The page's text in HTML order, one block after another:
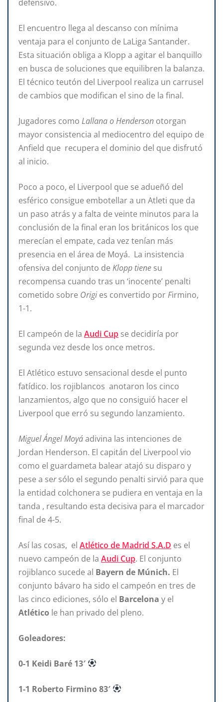
defensivo.
El encuentro llega al descanso con mínima
ventaja para el conjunto de LaLiga Santander.
Esta situación obliga a Klopp a agitar el banquillo
en busca de soluciones que equilibren la balanza.
El técnico teutón del Liverpool realiza un carrusel
de cambios que modifican el sino de la final.
Jugadores como Lallana o Henderson otorgan
mayor consistencia al mediocentro del equipo de
Anfield que recupera el dominio del que disfrutó
al inicio.
Poco a poco, el Liverpool que se adueñó del
esférico consigue embotellar a un Atleti que da
un paso atrás y a falta de veinte minutos para la
conclusión de la final eran los británicos los que
merecían el empate, cada vez tenían más
presencia en el área de Moyá. La insistencia
ofensiva del conjunto de Klopp tiene su
recompensa cuando tras un ‘inocente’ penalti
cometido sobre Origi es convertido porFirmino,
1-1.
El campeón de la Audi Cup se decidiría por
segunda vez desde los once metros.
El Atlético estuvo sensacional desde el punto
fatídico. los rojiblancos anotaron los cinco
lanzamientos, algo que no consiguió hacer el
Liverpool que erró su segundo lanzamiento.
Miguel Ángel Moyáadivina las intenciones de
Jordan Henderson. El capitán del Liverpool vio
como el guardameta balear atajó su disparo y
pese a sersólo el segundo penalti sirvió para que
la entidad colchonera se pudiera en ventaja en la
tanda , resultando esta decisiva para el marcador
final de 4-5.
Así las cosas, el Atlético de Madrid S.A.D es el
nuevo campeón de la Audi Cup. El conjunto
rojiblanco sucede al Bayern de Múnich. El
conjunto bávaro ha sido el campeón en tres de
las cinco ediciones, sólo el Barcelona y el
Atlético le han privado del pleno.
Goleadores:
0-1 Keidi Baré 13′
1-1 Roberto Firmino 83′